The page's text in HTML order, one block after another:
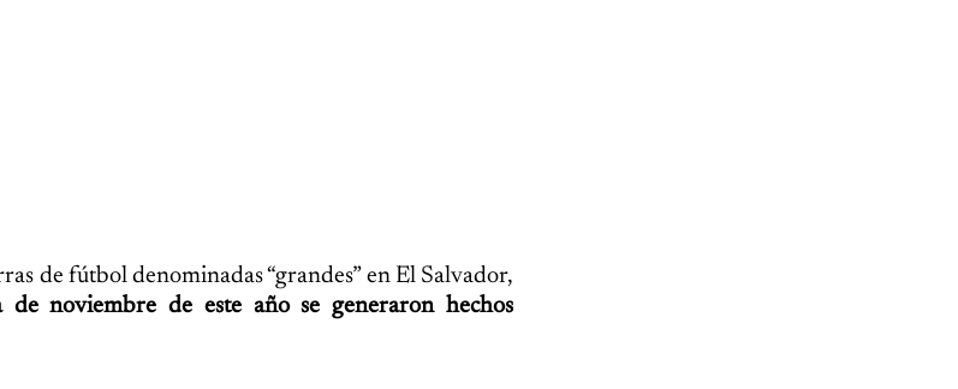
de fútbol denominadas “grandes” en El Salvador,
noviembre de este año se generaron hechos